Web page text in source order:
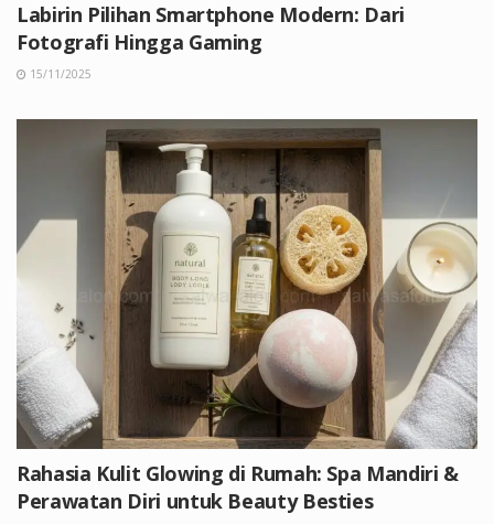
Labirin Pilihan Smartphone Modern: Dari
Fotografi Hingga Gaming
15/11/2025
Rahasia Kulit Glowing di Rumah: Spa Mandiri &
Perawatan Diri untuk Beauty Besties